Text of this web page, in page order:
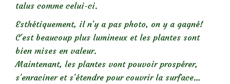
talus comme celui-ci.
Esthétiquement, il n’y a pas photo, on y a gagné!
C’est beaucoup plus lumineux et les plantes sont
bien mises en valeur.
Maintenant, les plantes vont pouvoir prospérer,
s’enraciner et s’étendre pour couvrir la surface…